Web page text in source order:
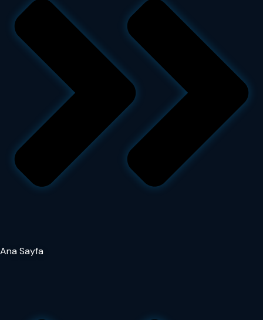
Ana Sayfa